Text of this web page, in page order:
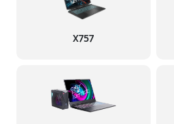
X757